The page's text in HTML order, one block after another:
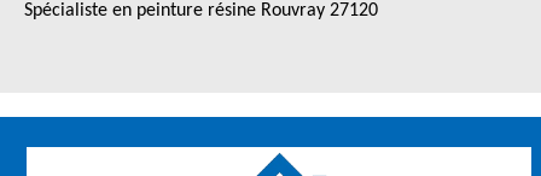
Spécialiste en peinture résine Rouvray 27120